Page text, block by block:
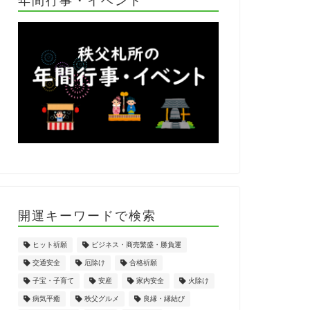
開運キーワードで検索
ヒット祈願 ビジネス・商売繁盛・勝負運
交通安全 厄除け 合格祈願
子宝・子育て 安産 家内安全 火除け
病気平癒 秩父グルメ 良縁・縁結び